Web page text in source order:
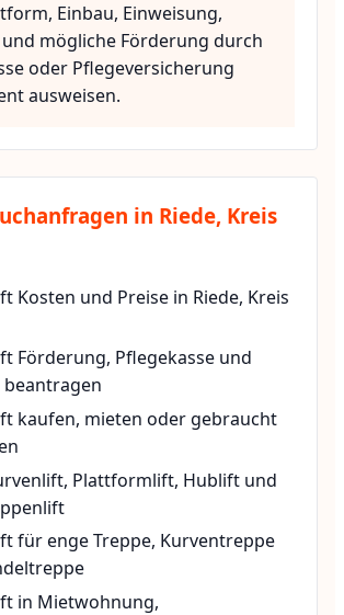
Einbau, Einweisung,
mögliche Förderung durch
oder Pflegeversicherung
ausweisen.
in Riede, Kreis
Kosten und Preise in Riede, Kreis
Förderung, Pflegekasse und
beantragen
kaufen, mieten oder gebraucht
Plattformlift, Hublift und
für enge Treppe, Kurventreppe
in Mietwohnung,